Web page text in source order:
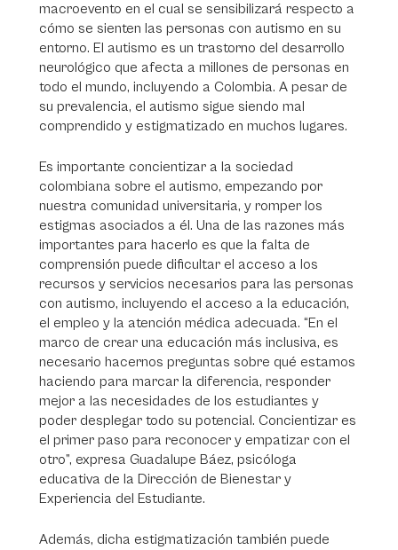
macroevento en el cual se sensibilizará respecto a
cómo se sienten las personas con autismo en su
entorno. El autismo es un trastorno del desarrollo
neurológico que afecta a millones de personas en
todo el mundo, incluyendo a Colombia. A pesar de
su prevalencia, el autismo sigue siendo mal
comprendido y estigmatizado en muchos lugares.
Es importante concientizar a la sociedad
colombiana sobre el autismo, empezando por
nuestra comunidad universitaria, y romper los
estigmas asociados a él. Una de las razones más
importantes para hacerlo es que la falta de
comprensión puede dificultar el acceso a los
recursos y servicios necesarios para las personas
con autismo, incluyendo el acceso a la educación,
el empleo y la atención médica adecuada. “En el
marco de crear una educación más inclusiva, es
necesario hacernos preguntas sobre qué estamos
haciendo para marcar la diferencia, responder
mejor a las necesidades de los estudiantes y
poder desplegar todo su potencial. Concientizar es
el primer paso para reconocer y empatizar con el
otro”, expresa Guadalupe Báez, psicóloga
educativa de la Dirección de Bienestar y
Experiencia del Estudiante.
Además, dicha estigmatización también puede